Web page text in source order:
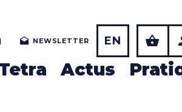
NEWSLETTER EN
Actus